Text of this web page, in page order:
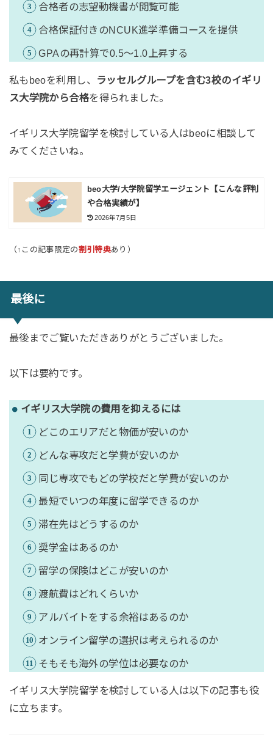
合格者の志望動機書が閲覧可能
合格保証付きのNCUK進学準備コースを提供
GPAの再計算で0.5〜1.0上昇する
私もbeoを利用し、
ラッセルグループを含む3校のイギリ
ス大学院から合格を得られました。
イギリス大学院留学を検討している人はbeoに相談して
みてくださいね。
beo大学/大学院留学エージェント【こんな評判
や合格実績が】
2026年7月5日
（↑この記事限定の割引特典あり）
最後に
最後までご覧いただきありがとうございました。
以下は要約です。
イギリス大学院の費用を抑えるには
どこのエリアだと物価が安いのか
どんな専攻だと学費が安いのか
同じ専攻でもどの学校だと学費が安いのか
最短でいつの年度に留学できるのか
滞在先はどうするのか
奨学金はあるのか
留学の保険はどこが安いのか
渡航費はどれくらいか
アルバイトをする余裕はあるのか
オンライン留学の選択は考えられるのか
そもそも海外の学位は必要なのか
イギリス大学院留学を検討している人は以下の記事も役
に立ちます。